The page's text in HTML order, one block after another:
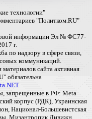
технологии"
"Политком.RU"
информации Эл № ФС77-
г.
по надзору в сфере связи,
коммуникаций.
сайта активная
обязательна
запрещенные в РФ: Meta
корпус (РДК), Украинская
Национал-Большевистская
Мизантропик Дивижн,